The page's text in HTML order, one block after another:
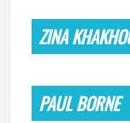
ZINA
PAUL BORNE